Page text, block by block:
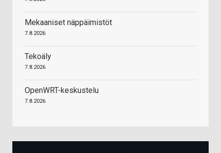
Mekaaniset näppäimistöt
7.8.2026
Tekoäly
7.8.2026
OpenWRT-keskustelu
7.8.2026